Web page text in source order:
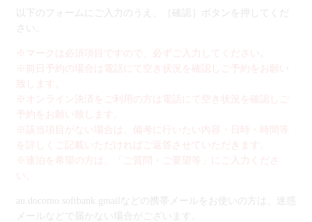
以下のフォームにご入力のうえ、［確認］ボタンを押してくだ
さい。
※マークは必須項目ですので、必ずご入力してください。
※前日予約の場合は電話にて空き状況を確認しご予約をお願い
致します。
※オンライン決済をご利用の方は電話にて空き状況を確認しご
予約をお願い致します。
※該当項目がない場合は、備考に行いたい内容・日時・時間等
を詳しくご記載いただければご返答させていただきます。
※連泊を希望の方は、「ご質問・ご要望等」にご入力くださ
い。
au.docomo.softbank.gmailなどの携帯メールをお使いの方は、迷惑
メールなどで届かない場合がございます。